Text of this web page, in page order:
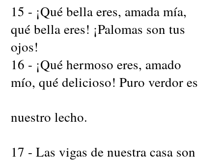
15 - ¡Qué bella eres, amada mía,
qué bella eres! ¡Palomas son tus
ojos!
16 - ¡Qué hermoso eres, amado
mío, qué delicioso! Puro verdor es
nuestro lecho.
17 - Las vigas de nuestra casa son